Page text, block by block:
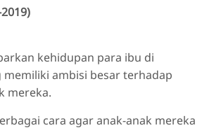
2019)
kehidupan para ibu di
ambisi besar terhadap
mereka.
cara agar anak-anak mereka